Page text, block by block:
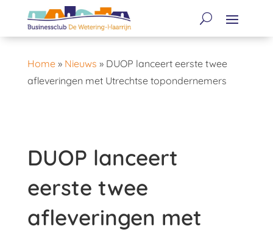
Home» Nieuws » DUOP lanceert eerste twee
afleveringen met Utrechtse topondernemers
DUOP lanceert
eerste twee
afleveringen met